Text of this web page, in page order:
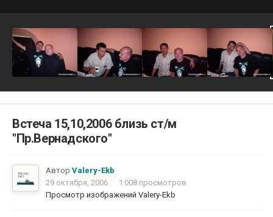
Встеча 15,10,2006 близь ст/м
"Пр.Вернадского"
Автор Valery-Ekb
29 октября, 2006
1 008 просмотров
Просмотр изображений Valery-Ekb